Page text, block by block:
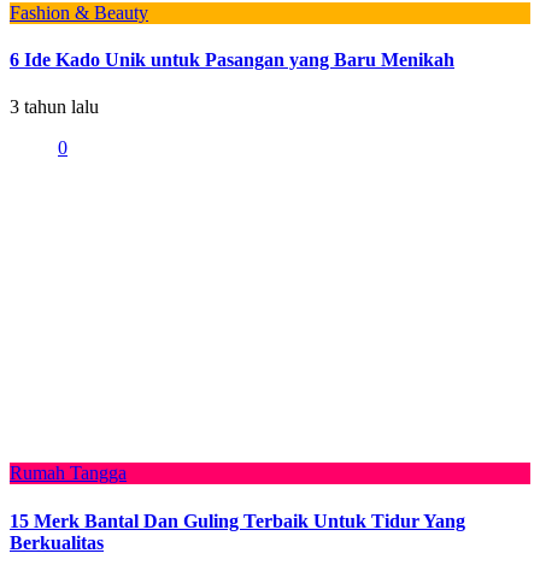
Fashion & Beauty
6 Ide Kado Unik untuk Pasangan yang Baru Menikah
3 tahun lalu
0
Rumah Tangga
15 Merk Bantal Dan Guling Terbaik Untuk Tidur Yang
Berkualitas